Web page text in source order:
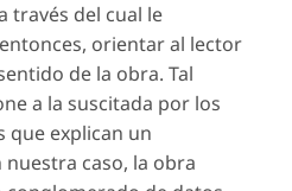
través del cual le
orientar al lector
de la obra. Tal
a la suscitada por los
que explican un
caso, la obra